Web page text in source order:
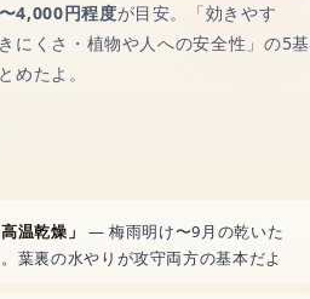
画像生成AI
4,000円程度が目安。「効きやす
にくさ・植物や人への安全性」の5基
めたよ。
温乾燥」
— 梅雨明け〜9月の乾いた
葉裏の水やりが攻守両方の基本だよ